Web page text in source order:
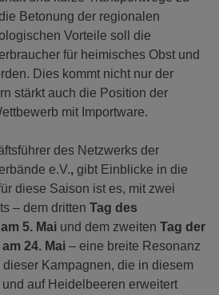
Betonung der regionalen
Vorteile soll die
für heimisches Obst und
Dies kommt nicht nur der
stärkt auch die Position der
mit Importware.
des Netzwerks der
e.V., gibt Einblicke in die
diese Saison ist es, mit zwei
– dem dritten Tag des
5. Mai und dem zweiten Tag der
24. Mai – eine breite Resonanz
Kampagnen, die in diesem
auf Heidelbeeren erweitert